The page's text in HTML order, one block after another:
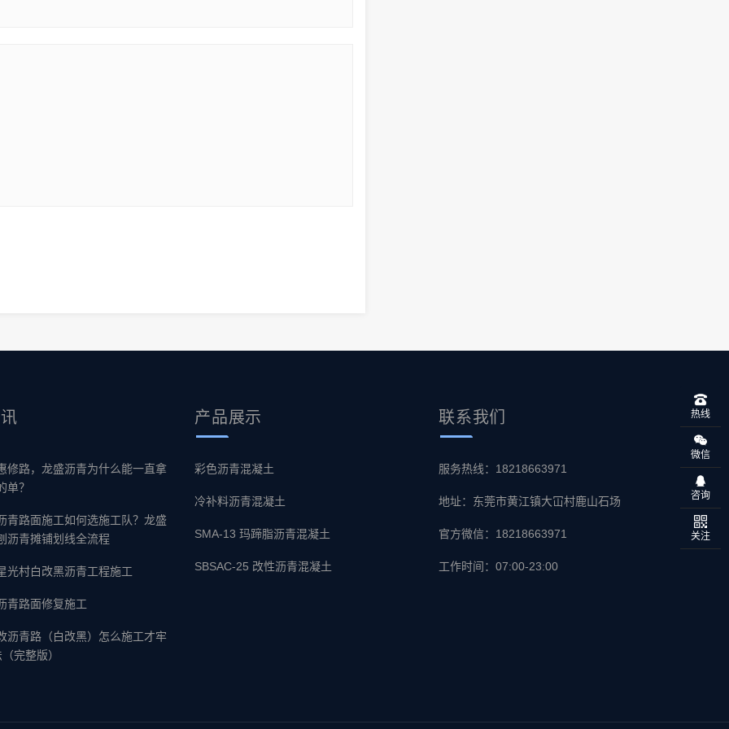
修路，龙盛沥青为什么能一直拿
单？
青路面施工如何选施工队？龙盛
沥青摊铺划线全流程
光村白改黑沥青工程施工
青路面修复施工
沥青路（白改黑）怎么施工才牢
完整版）
产品展示
彩色沥青混凝土
冷补料沥青混凝土
SMA-13 玛蹄脂沥青混凝土
SBSAC-25 改性沥青混凝土
联系我们
服务热线：18218663971
地址：东莞市黄江镇大冚村鹿山石场
官方微信：18218663971
工作时间：07:00-23:00
热线
微信
咨询
关注